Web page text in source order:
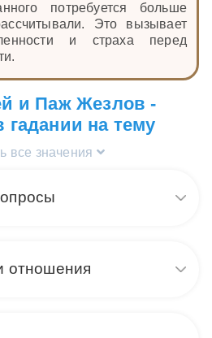
потребуется больше
Это вызывает
и страха перед
и Паж Жезлов -
гадании на тему
все значения
Пентаклей в общих
отношения